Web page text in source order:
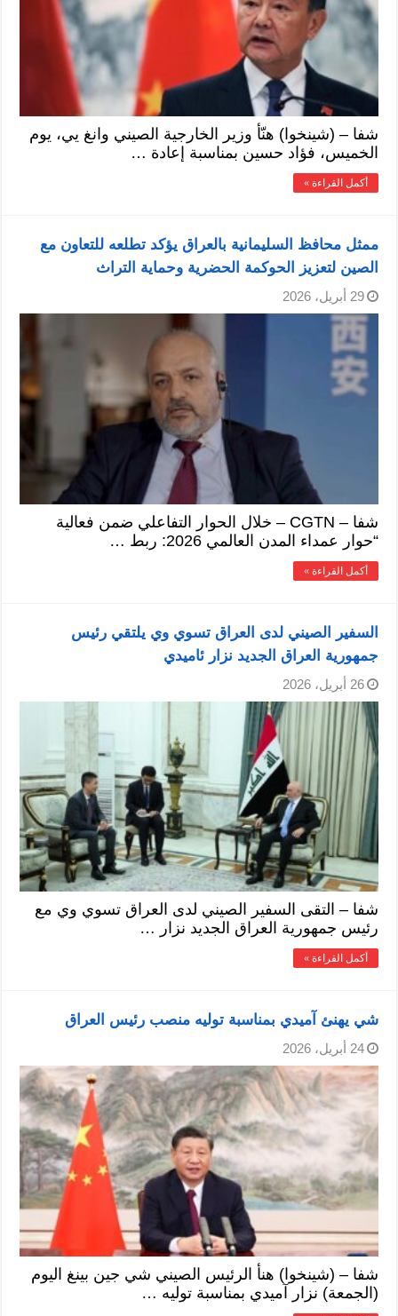
شفا – (شينخوا) هنّأ وزير الخارجية الصيني وانغ يي، يوم
الخميس، فؤاد حسين بمناسبة إعادة …
أكمل القراءة »
ممثل محافظ السليمانية بالعراق يؤكد تطلعه للتعاون مع
الصين لتعزيز الحوكمة الحضرية وحماية التراث
29 أبريل، 2026
شفا – CGTN – خلال الحوار التفاعلي ضمن فعالية
“حوار عمداء المدن العالمي 2026: ربط …
أكمل القراءة »
السفير الصيني لدى العراق تسوي وي يلتقي رئيس
جمهورية العراق الجديد نزار ئاميدي
26 أبريل، 2026
شفا – التقى السفير الصيني لدى العراق تسوي وي مع
رئيس جمهورية العراق الجديد نزار …
أكمل القراءة »
شي يهنئ آميدي بمناسبة توليه منصب رئيس العراق
24 أبريل، 2026
شفا – (شينخوا) هنأ الرئيس الصيني شي جين بينغ اليوم
(الجمعة) نزار آميدي بمناسبة توليه …